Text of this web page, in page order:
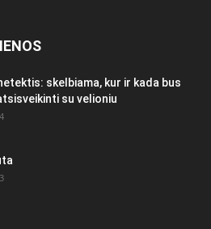
skelbiama, kur ir kada bus
su velioniu